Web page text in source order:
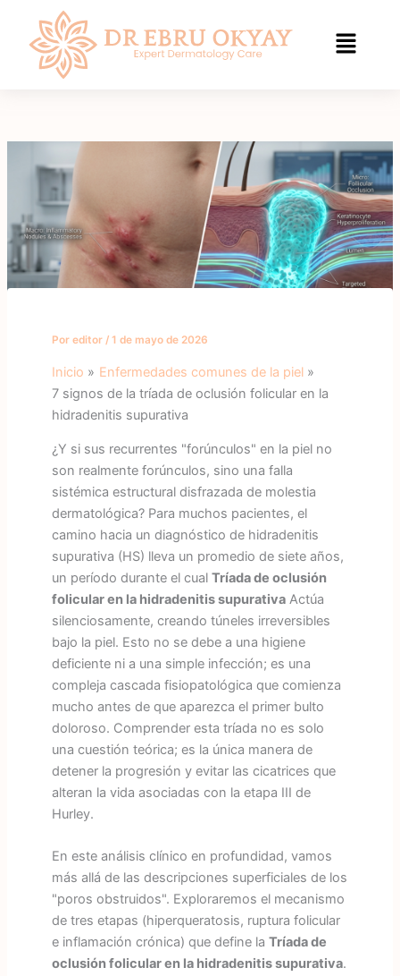
contenido
Por editor / 1 de mayo de 2026
Inicio
Enfermedades comunes de la piel
7 signos de la tríada de oclusión folicular en la
hidradenitis supurativa
¿Y si sus recurrentes "forúnculos" en la piel no
son realmente forúnculos, sino una falla
sistémica estructural disfrazada de molestia
dermatológica? Para muchos pacientes, el
camino hacia un diagnóstico de hidradenitis
supurativa (HS) lleva un promedio de siete años,
un período durante el cual Tríada de oclusión
folicular en la hidradenitis supurativaActúa
silenciosamente, creando túneles irreversibles
bajo la piel. Esto no se debe a una higiene
deficiente ni a una simple infección; es una
compleja cascada fisiopatológica que comienza
mucho antes de que aparezca el primer bulto
doloroso. Comprender esta tríada no es solo
una cuestión teórica; es la única manera de
detener la progresión y evitar las cicatrices que
alteran la vida asociadas con la etapa III de
Hurley.
En este análisis clínico en profundidad, vamos
más allá de las descripciones superficiales de los
"poros obstruidos". Exploraremos el mecanismo
de tres etapas (hiperqueratosis, ruptura folicular
e inflamación crónica) que define la Tríada de
oclusión folicular en la hidradenitis supurativa.